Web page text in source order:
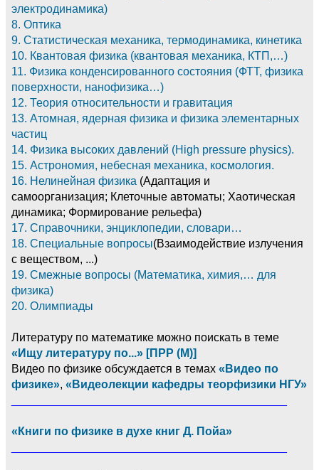
электродинамика)
8. Оптика
9. Статистическая механика, термодинамика, кинетика
10. Квантовая физика (квантовая механика, КТП,…)
11. Физика конденсированного состояния (ФТТ, физика
поверхности, нанофизика…)
12. Теория относительности и гравитация
13. Атомная, ядерная физика и физика элементарных
частиц
14. Физика высоких давлений (High pressure physics).
15. Астрономия, небесная механика, космология.
16. Нелинейная физика (Адаптация и
самоорганизация; Клеточные автоматы; Хаотическая
динамика; Формирование рельефа)
17. Справочники, энциклопедии, словари…
18. Специальные вопросы(Взаимодействие излучения
с веществом, ...)
19. Смежные вопросы (Математика, химия,… для
физика)
20. Олимпиады
Литературу по математике можно поискать в теме
«Ищу литературу по...» [ПРР (М)]
Видео по физике обсуждается в темах «Видео по
физике», «Видеолекции кафедры теорфизики НГУ»
«Книги по физике в духе книг Д. Пойа»